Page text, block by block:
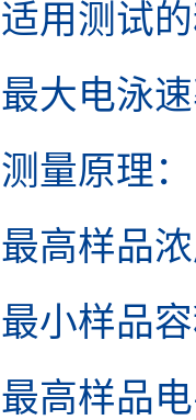
适用测试
最大电泳
测量原理：
最高样品
最小样品
最高样品